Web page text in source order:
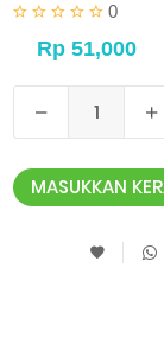
0
MASUKKAN